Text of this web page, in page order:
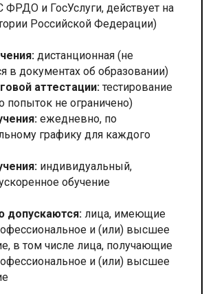
ФРДО и ГосУслуги, действует на
Российской Федерации)
дистанционная (не
в документах об образовании)
аттестации: тестирование
попыток не ограничено)
ежедневно, по
графику для каждого
индивидуальный,
обучение
допускаются: лица, имеющие
и (или) высшее
в том числе лица, получающие
и (или) высшее